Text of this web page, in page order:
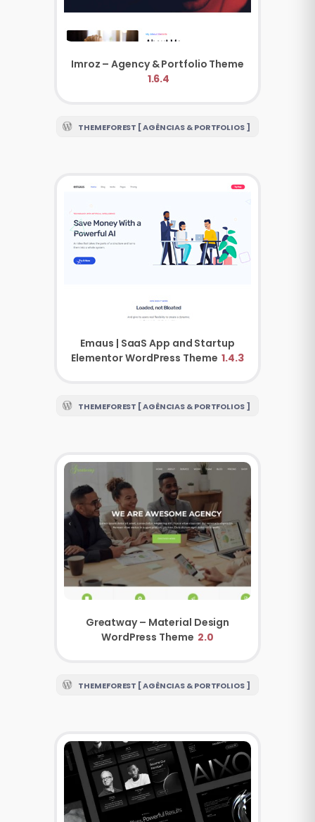
Imroz – Agency & Portfolio Theme
1.6.4
THEMEFOREST [ AGÊNCIAS & PORTFOLIOS ]
Emaus | SaaS App and Startup
Elementor WordPress Theme 1.4.3
THEMEFOREST [ AGÊNCIAS & PORTFOLIOS ]
Greatway – Material Design
WordPress Theme 2.0
THEMEFOREST [ AGÊNCIAS & PORTFOLIOS ]